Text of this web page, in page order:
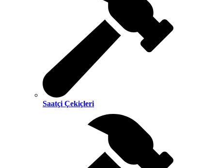
Saatçi Çekiçleri